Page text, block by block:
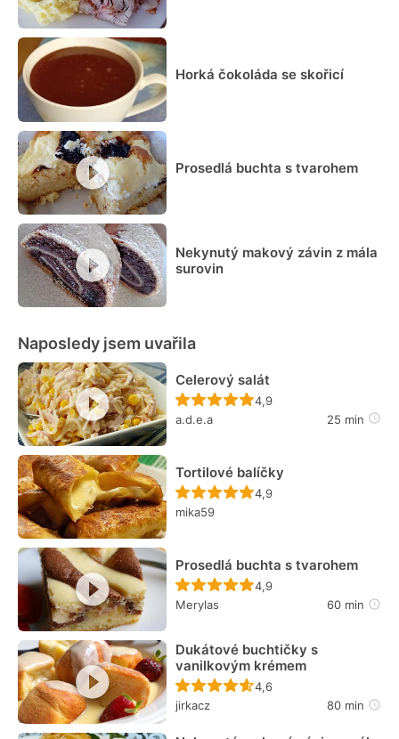
Horká čokoláda se skořicí
Prosedlá buchta s tvarohem
Nekynutý makový závin z mála
surovin
Naposledy jsem uvařila
Celerový salát
Recept ještě nebyl
4,9
a.d.e.a
25 min
Tortilové balíčky
Recept ještě nebyl
4,9
mika59
Prosedlá buchta s tvarohem
Recept ještě nebyl
4,9
Merylas
60 min
Dukátové buchtičky s
vanilkovým krémem
Recept ještě nebyl
4,6
jirkacz
80 min